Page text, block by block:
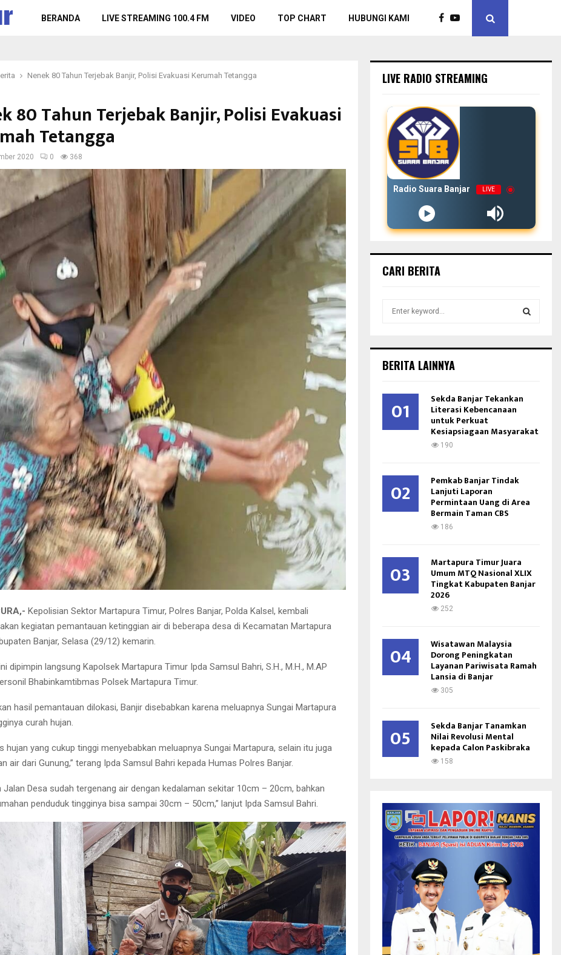
BERANDA LIVE STREAMING 100.4 FM VIDEO TOP CHART HUBUNGI KAMI
Nenek 80 Tahun Terjebak Banjir, Polisi Evakuasi Kerumah Tetangga
80 Tahun Terjebak Banjir, Polisi Evakuasi
Tetangga
2020 0 368
Kepolisian Sektor Martapura Timur, Polres Banjar, Polda Kalsel, kembali
kegiatan pemantauan ketinggian air di beberapa desa di Kecamatan Martapura
Banjar, Selasa (29/12) kemarin.
dipimpin langsung Kapolsek Martapura Timur Ipda Samsul Bahri, S.H., M.H., M.AP
Bhabinkamtibmas Polsek Martapura Timur.
hasil pemantauan dilokasi, Banjir disebabkan karena meluapnya Sungai Martapura
curah hujan.
hujan yang cukup tinggi menyebabkan meluapnya Sungai Martapura, selain itu juga
air dari Gunung,” terang Ipda Samsul Bahri kepada Humas Polres Banjar.
Jalan Desa sudah tergenang air dengan kedalaman sekitar 10cm – 20cm, bahkan
penduduk tingginya bisa sampai 30cm – 50cm,” lanjut Ipda Samsul Bahri.
LIVE RADIO STREAMING
Radio Suara Banjar LIVE
CARI BERITA
h
o
C
BERITA LAINNYA
01 Sekda Banjar Tekankan
Literasi Kebencanaan
untuk Perkuat
Kesiapsiagaan Masyarakat
190
02 Pemkab Banjar Tindak
Lanjuti Laporan
Permintaan Uang di Area
Bermain Taman CBS
186
03 Martapura Timur Juara
Umum MTQ Nasional XLIX
Tingkat Kabupaten Banjar
2026
252
04 Wisatawan Malaysia
Dorong Peningkatan
Layanan Pariwisata Ramah
Lansia di Banjar
305
05 Sekda Banjar Tanamkan
Nilai Revolusi Mental
kepada Calon Paskibraka
158